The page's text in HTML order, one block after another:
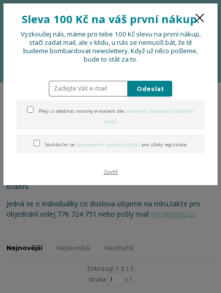
Menu
0 Kč
Doplňky s vinařskou
Konec reklamních tužek, bloků, hrnků, které končí
Naše výrobky jsou funkční, netradiční, originální, praktické a
kvalitní.
Jedná se o individuálky co doslova ušijeme na míru,takže pro
objednání volej 776 724 751 nebo pošly mail info@dvetu.cz
Nejnovější Nejlevnější Nejdražší
Zobrazuji 1-3 z 3
strana
z 1
Sleva 100 Kč na váš první nákup.
Vyzkoušej nás, máme pro tebe 100 Kč slevu na první nákup,
stačí zadat mail, ale v klidu, u nás se nemusíš bát, že tě
budeme bombardovat newslettery. Když už něco pošleme,
bude to stát za to.
Odeslat
Přeji si odebírat novinky e-mailem dle podmínek zpracování osobních
údajů.
Souhlasím se zpracováním osobních údajů pro účely registrace.
Zavřít